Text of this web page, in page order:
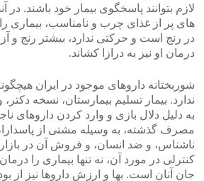
لازم بتوانند پاسخگوی بیمار خود باشند. در
های پر از غذای چرب و نامناسب، بیماری
در رنج است و حرکتی ندارد، بیشتر رنج و
درمان او نیز به درازا کشاند.
شوربختانه داروهای موجود در ایران
ندارد. بیمار تسلیم بیمارستان، نسخه
به دلیل دلال بازی و وارد کردن داروهای
مصرف گذشته، به وسیله مشتی از
ناشناس، و ضد انسان، و فروش آن در بازار
کنترلی در مورد آن، نه تنها بیماری را
جان آنان است. بها و ارزش داروها نیز از